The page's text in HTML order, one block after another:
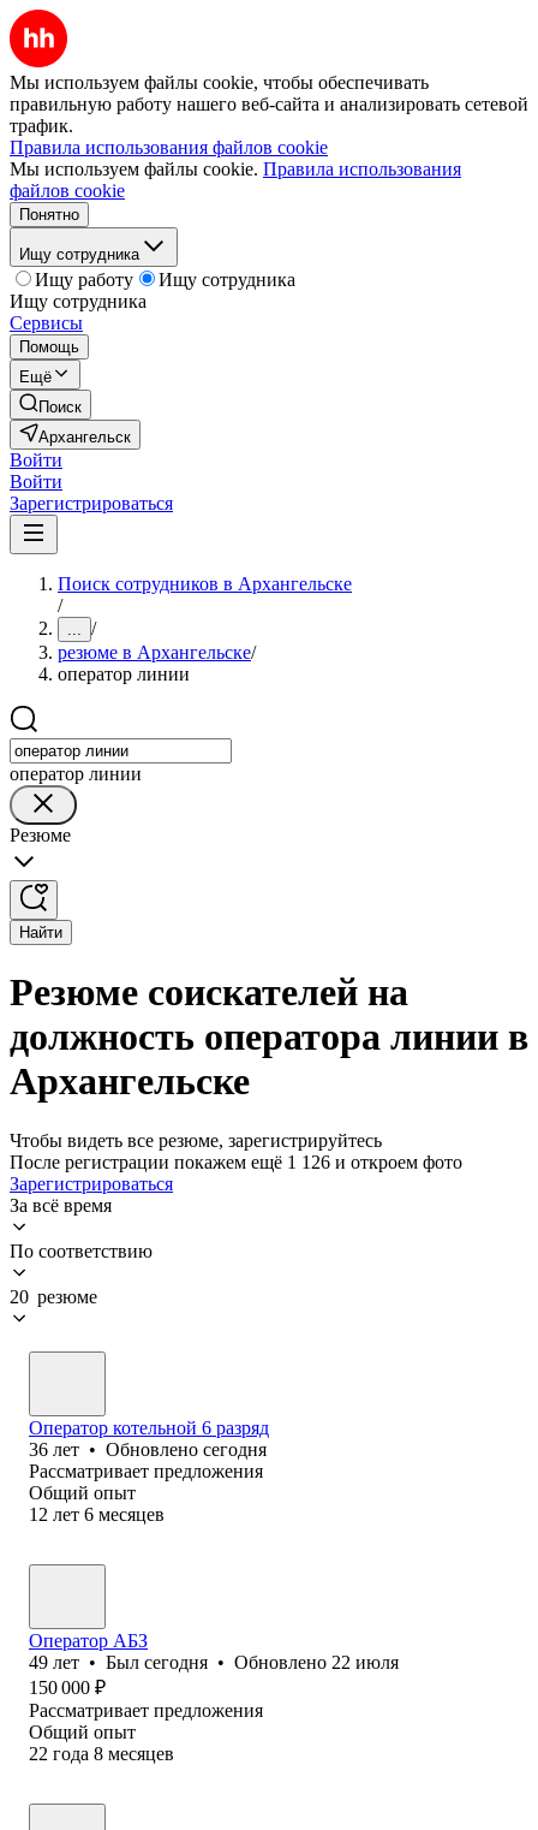
Мы используем файлы cookie, чтобы обеспечивать
правильную работу нашего веб-сайта и анализировать сетевой
трафик.
Правила использования файлов cookie
Мы используем файлы cookie. Правила использования
файлов cookie
Понятно
Ищу сотрудника
Ищу работу
Ищу сотрудника
Ищу сотрудника
Сервисы
Помощь
Ещё
Поиск
Архангельск
Войти
Войти
Зарегистрироваться
Поиск сотрудников в Архангельске
/
... /
резюме в Архангельске/
оператор линии
оператор линии
Резюме
Найти
Резюме соискателей на
должность оператора линии в
Архангельске
Чтобы видеть все резюме, зарегистрируйтесь
После регистрации покажем ещё 1 126 и откроем фото
Зарегистрироваться
За всё время
По соответствию
20 резюме
Оператор котельной 6 разряд
36 лет • Обновлено сегодня
Рассматривает предложения
Общий опыт
12 лет 6 месяцев
Оператор АБЗ
49 лет • Был сегодня • Обновлено 22 июля
150 000 ₽
Рассматривает предложения
Общий опыт
22 года 8 месяцев